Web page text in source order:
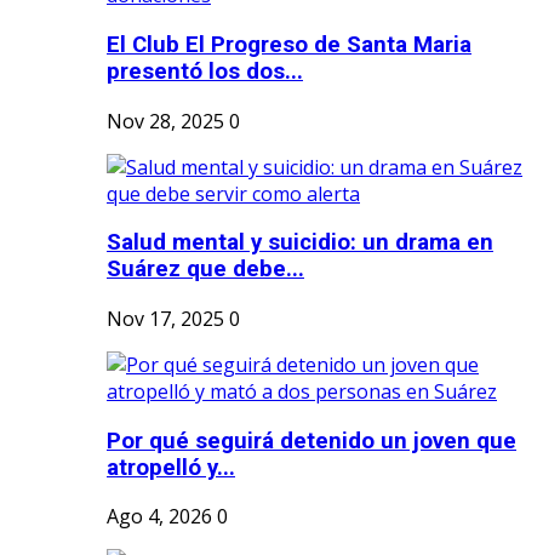
El Club El Progreso de Santa Maria
presentó los dos...
Nov 28, 2025 0
Salud mental y suicidio: un drama en
Suárez que debe...
Nov 17, 2025 0
Por qué seguirá detenido un joven que
atropelló y...
Ago 4, 2026 0